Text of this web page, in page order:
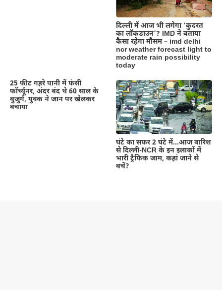
दिल्‍ली में आज भी लगेगा ‘कुदरत
का लॉकडाउन’? IMD ने बताया
कैसा रहेगा मौसम – imd delhi
ncr weather forecast light to
moderate rain possibility
today
25 फीट गहरे पानी में फंसी
फॉर्च्यूनर, अंदर बंद थे 60 साल के
बुजुर्ग, युवक ने जान पर खेलकर
बचाया
घंटे का सफर 2 घंटे में…आज बारिश
से दिल्ली-NCR के इन इलाकों में
भारी ट्रैफिक जाम, कहां जाने से
बचें?